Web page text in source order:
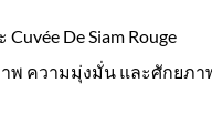
De Siam Rouge
พ ความมุ่งมั่น และศักยภา